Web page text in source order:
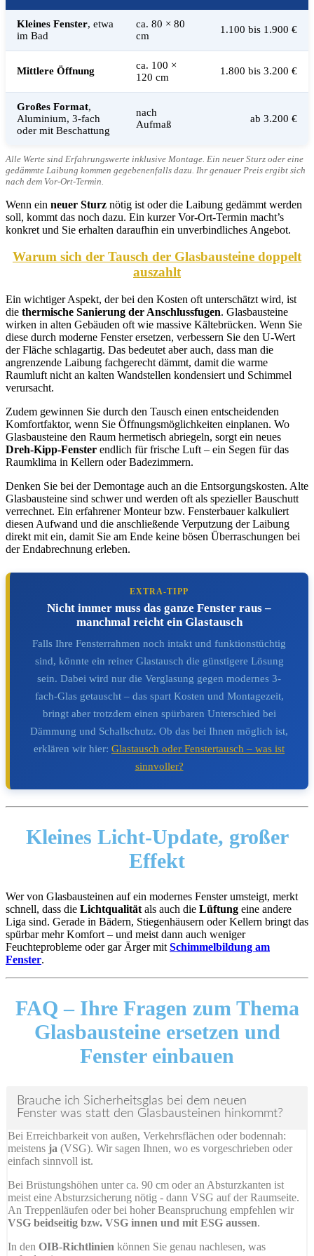
Kleines Fenster, etwa
im Bad
ca. 80 × 80
cm
1.100 bis 1.900 €
Mittlere Öffnung
ca. 100 ×
120 cm
1.800 bis 3.200 €
Großes Format,
Aluminium, 3-fach
oder mit Beschattung
nach
Aufmaß
ab 3.200 €
Alle Werte sind Erfahrungswerte inklusive Montage. Ein neuer Sturz oder eine
gedämmte Laibung kommen gegebenenfalls dazu. Ihr genauer Preis ergibt sich
nach dem Vor-Ort-Termin.
Wenn ein neuer Sturz nötig ist oder die Laibung gedämmt werden
soll, kommt das noch dazu. Ein kurzer Vor-Ort-Termin macht’s
konkret und Sie erhalten daraufhin ein unverbindliches Angebot.
Warum sich der Tausch der Glasbausteine doppelt
auszahlt
Ein wichtiger Aspekt, der bei den Kosten oft unterschätzt wird, ist
die thermische Sanierung der Anschlussfugen. Glasbausteine
wirken in alten Gebäuden oft wie massive Kältebrücken. Wenn Sie
diese durch moderne Fenster ersetzen, verbessern Sie den U-Wert
der Fläche schlagartig. Das bedeutet aber auch, dass man die
angrenzende Laibung fachgerecht dämmt, damit die warme
Raumluft nicht an kalten Wandstellen kondensiert und Schimmel
verursacht.
Zudem gewinnen Sie durch den Tausch einen entscheidenden
Komfortfaktor, wenn Sie Öffnungsmöglichkeiten einplanen. Wo
Glasbausteine den Raum hermetisch abriegeln, sorgt ein neues
Dreh-Kipp-Fenster endlich für frische Luft – ein Segen für das
Raumklima in Kellern oder Badezimmern.
Denken Sie bei der Demontage auch an die Entsorgungskosten. Alte
Glasbausteine sind schwer und werden oft als spezieller Bauschutt
verrechnet. Ein erfahrener Monteur bzw. Fensterbauer kalkuliert
diesen Aufwand und die anschließende Verputzung der Laibung
direkt mit ein, damit Sie am Ende keine bösen Überraschungen bei
der Endabrechnung erleben.
EXTRA-TIPP
Nicht immer muss das ganze Fenster raus –
manchmal reicht ein Glastausch
Falls Ihre Fensterrahmen noch intakt und funktionstüchtig
sind, könnte ein reiner Glastausch die günstigere Lösung
sein. Dabei wird nur die Verglasung gegen modernes 3-
fach-Glas getauscht – das spart Kosten und Montagezeit,
bringt aber trotzdem einen spürbaren Unterschied bei
Dämmung und Schallschutz. Ob das bei Ihnen möglich ist,
erklären wir hier: Glastausch oder Fenstertausch – was ist
sinnvoller?
Kleines Licht-Update, großer
Effekt
Wer von Glasbausteinen auf ein modernes Fenster umsteigt, merkt
schnell, dass die Lichtqualität als auch die Lüftung eine andere
Liga sind. Gerade in Bädern, Stiegenhäusern oder Kellern bringt das
spürbar mehr Komfort – und meist dann auch weniger
Feuchteprobleme oder gar Ärger mit Schimmelbildung am
Fenster.
FAQ –Ihre Fragen zum Thema
Glasbausteine ersetzen und
Fenster einbauen
Brauche ich Sicherheitsglas bei dem neuen
Fenster was statt den Glasbausteinen hinkommt?
Bei Erreichbarkeit von außen, Verkehrsflächen oder bodennah:
meistens ja (VSG). Wir sagen Ihnen, wo es vorgeschrieben oder
einfach sinnvoll ist.
Bei Brüstungshöhen unter ca. 90 cm oder an Absturzkanten ist
meist eine Absturzsicherung nötig - dann VSG auf der Raumseite.
An Treppenläufen oder bei hoher Beanspruchung empfehlen wir
VSG beidseitig bzw. VSG innen und mit ESG aussen.
In den OIB-Richtlinien können Sie genau nachlesen, was